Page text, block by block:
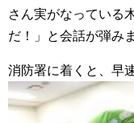
さん実がなっている
だ！」と会話が弾み
消防署に着くと、早